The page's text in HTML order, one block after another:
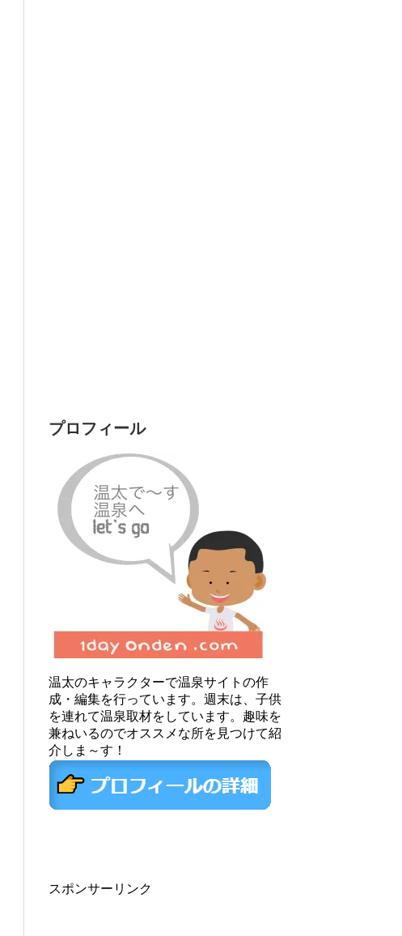
プロフィール
温太のキャラクターで温泉サイトの作
成・編集を行っています。週末は、子供
を連れて温泉取材をしています。趣味を
兼ねいるのでオススメな所を見つけて紹
介しま～す！
スポンサーリンク